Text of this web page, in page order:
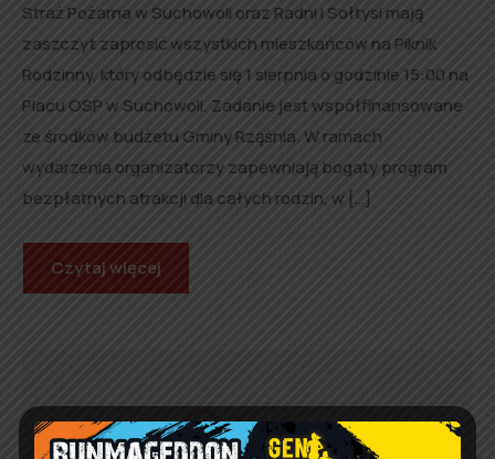
Straż Pożarna w Suchowoli oraz Radni i Sołtysi mają
zaszczyt zaprosić wszystkich mieszkańców na Piknik
Rodzinny, który odbędzie się 1 sierpnia o godzinie 15:00 na
Placu OSP w Suchowoli. Zadanie jest współfinansowane
ze środków budżetu Gminy Rząśnia. W ramach
wydarzenia organizatorzy zapewniają bogaty program
bezpłatnych atrakcji dla całych rodzin, w […]
Czytaj więcej